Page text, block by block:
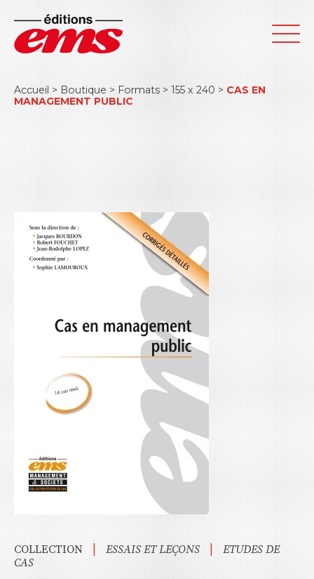
Accueil > Boutique > Formats > 155 x 240 > CAS EN
MANAGEMENT PUBLIC
COLLECTION | ESSAIS ET LEÇONS |
ETUDES DE
CAS